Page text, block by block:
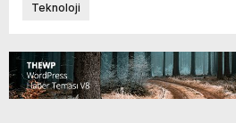
Teknoloji